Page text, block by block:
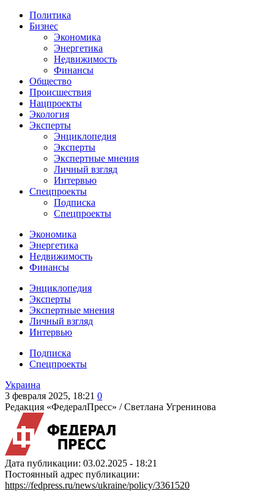
Политика
Бизнес
Экономика
Энергетика
Недвижимость
Финансы
Общество
Происшествия
Нацпроекты
Экология
Эксперты
Энциклопедия
Эксперты
Экспертные мнения
Личный взгляд
Интервью
Спецпроекты
Подписка
Спецпроекты
Экономика
Энергетика
Недвижимость
Финансы
Энциклопедия
Эксперты
Экспертные мнения
Личный взгляд
Интервью
Подписка
Спецпроекты
Украина
3 февраля 2025, 18:21 0
Редакция «ФедералПресс» /Светлана Угренинова
Дата публикации: 03.02.2025 - 18:21
Постоянный адрес публикации:
https://fedpress.ru/news/ukraine/policy/3361520